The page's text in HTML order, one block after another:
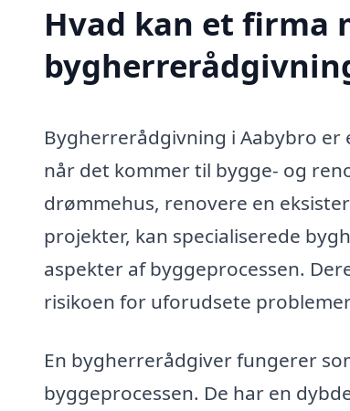
Hvad kan et firma
Bygherrerådgivning i Aabybro
når det kommer til bygge- og
drømmehus, renovere en
projekter, kan specialiserede
aspekter af byggeprocessen.
risikoen for uforudsete
En bygherrerådgiver fungerer
byggeprocessen. De har en